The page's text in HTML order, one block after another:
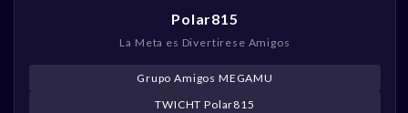
Polar815
La Meta es Divertirese Amigos
Grupo Amigos MEGAMU
TWICHT Polar815